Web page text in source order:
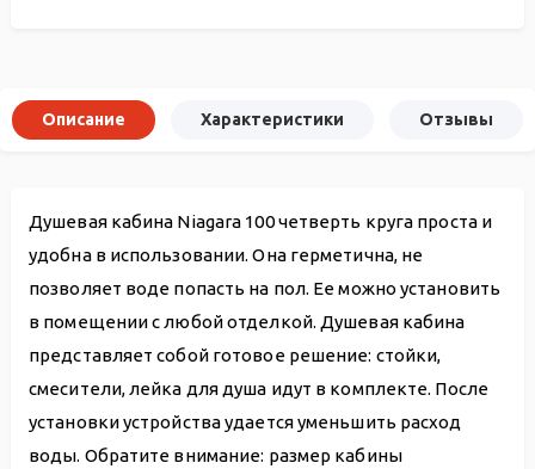
Описание Характеристики Отзывы
Душевая кабина Niagara 100 четверть круга проста и
удобна в использовании. Она герметична, не
позволяет воде попасть на пол. Ее можно установить
в помещении с любой отделкой. Душевая кабина
представляет собой готовое решение: стойки,
смесители, лейка для душа идут в комплекте. После
установки устройства удается уменьшить расход
воды. Обратите внимание: размер кабины